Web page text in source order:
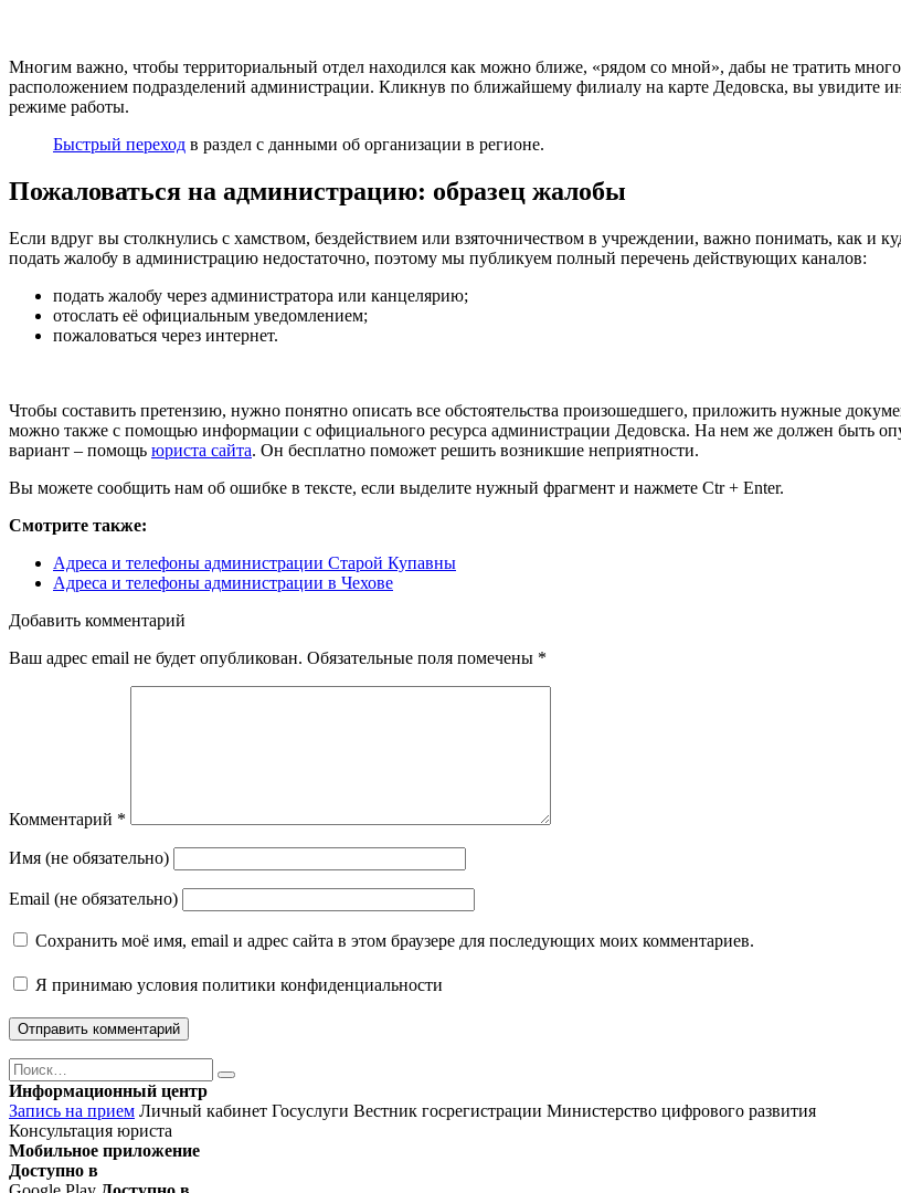
Многим важно, чтобы территориальный отдел находился как можно ближе, «рядом со мной», дабы не тратить
расположением подразделений администрации. Кликнув по ближайшему филиалу на карте Дедовска, вы увидите
режиме работы.
Быстрый переход в раздел с данными об организации в регионе.
Пожаловаться на администрацию: образец жалобы
Если вдруг вы столкнулись с хамством, бездействием или взяточничеством в учреждении, важно понимать, как и
подать жалобу в администрацию недостаточно, поэтому мы публикуем полный перечень действующих каналов:
подать жалобу через администратора или канцелярию;
отослать её официальным уведомлением;
пожаловаться через интернет.
Чтобы составить претензию, нужно понятно описать все обстоятельства произошедшего, приложить нужные
можно также с помощью информации с официального ресурса администрации Дедовска. На нем же должен быть
вариант – помощь юриста сайта. Он бесплатно поможет решить возникшие неприятности.
Вы можете сообщить нам об ошибке в тексте, если выделите нужный фрагмент и нажмете Ctr + Enter.
Смотрите также:
Адреса и телефоны администрации Старой Купавны
Адреса и телефоны администрации в Чехове
Добавить комментарий
Ваш адрес email не будет опубликован. Обязательные поля помечены *
Комментарий *
Имя (не обязательно)
Email (не обязательно)
Сохранить моё имя, email и адрес сайта в этом браузере для последующих моих комментариев.
Я принимаю условия политики конфиденциальности
Поиск
Найти
Информационный центр
Запись на прием Личный кабинет Госуслуги Вестник госрегистрации Министерство цифрового развития
Консультация юриста
Мобильное приложение
Доступно в